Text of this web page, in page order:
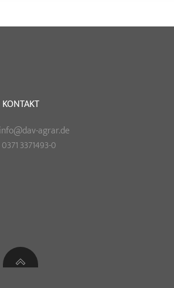
KONTAKT
agrar.de
3371493-0